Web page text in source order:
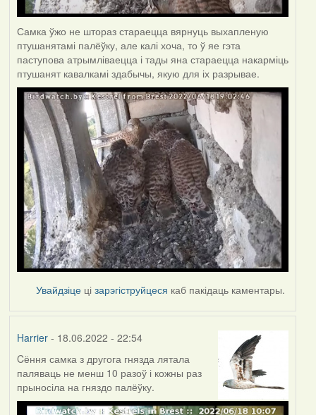
Самка ўжо не штораз стараецца вярнуць выхапленую
птушанятамі палёўку, але калі хоча, то ў яе гэта
паступова атрымліваецца і тады яна стараецца накарміць
птушанят кавалкамі здабычы, якую для іх разрывае.
Увайдзіце цізарэгіструйцеся каб пакідаць каментары.
Harrier- 18.06.2022 - 22:54
Cёння самка з другога гнязда лятала
паляваць не менш 10 разоў і кожны раз
прыносіла на гняздо палёўку.